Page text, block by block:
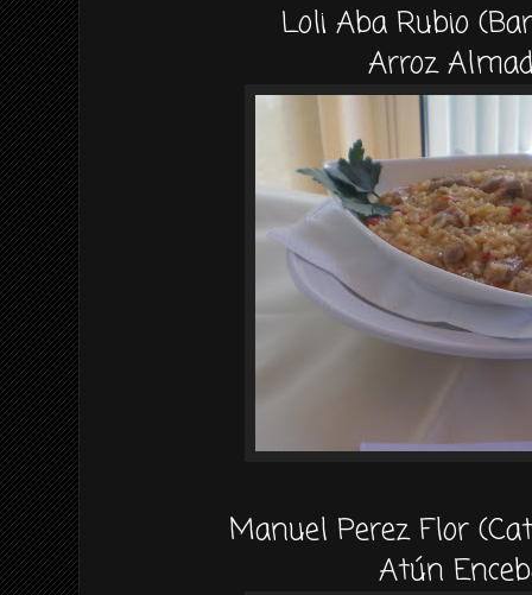
Loli Aba Rubio
Arroz
Manuel Perez Flor
Atún